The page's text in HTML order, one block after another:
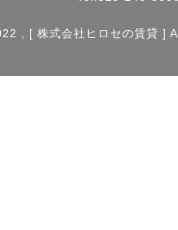
, [ 株式会社ヒロセの賃貸 ]